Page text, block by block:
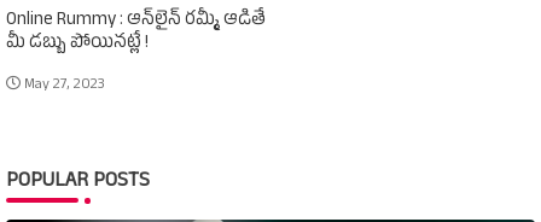
Online Rummy : ఆన్‌లైన్‌ రమ్మీ ఆడితే
మీ డబ్బు పోయినట్లే !
May 27, 2023
POPULAR POSTS